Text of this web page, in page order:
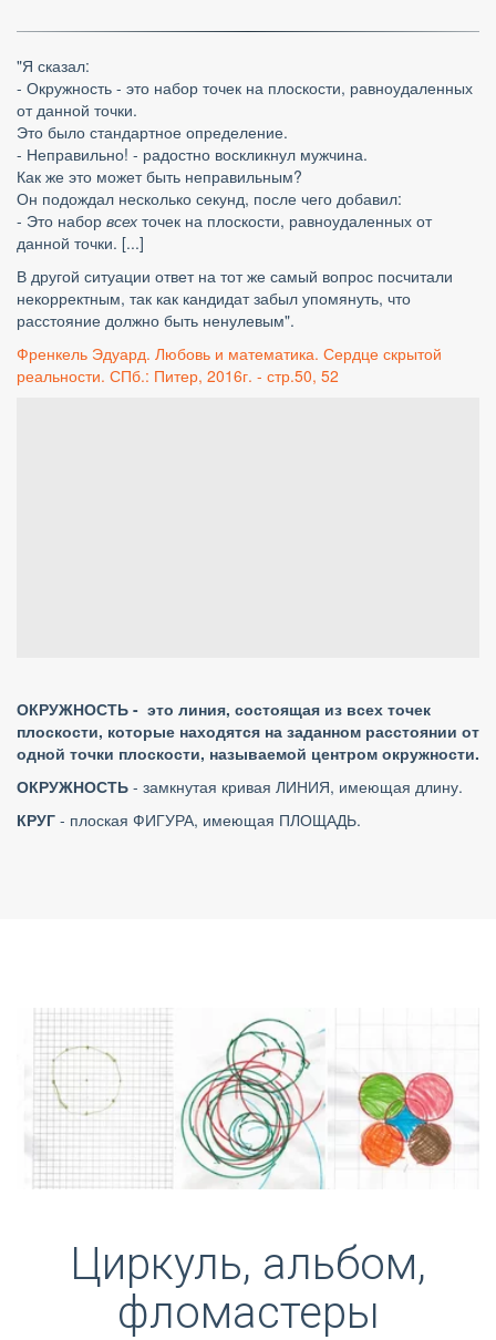
"Я сказал:
- Окружность - это набор точек на плоскости, равноудаленных
от данной точки.
Это было стандартное определение.
- Неправильно! - радостно воскликнул мужчина.
Как же это может быть неправильным?
Он подождал несколько секунд, после чего добавил:
- Это набор всех точек на плоскости, равноудаленных от
данной точки. [...]
В другой ситуации ответ на тот же самый вопрос посчитали
некорректным, так как кандидат забыл упомянуть, что
расстояние должно быть ненулевым".
Френкель Эдуард. Любовь и математика. Сердце скрытой
реальности. СПб.: Питер, 2016г. - стр.50, 52
ОКРУЖНОСТЬ - это линия, состоящая из всех точек
плоскости, которые находятся на заданном расстоянии от
одной точки плоскости, называемой центром окружности.
ОКРУЖНОСТЬ - замкнутая кривая ЛИНИЯ, имеющая длину.
КРУГ - плоская ФИГУРА, имеющая ПЛОЩАДЬ.
Циркуль, альбом,
фломастеры